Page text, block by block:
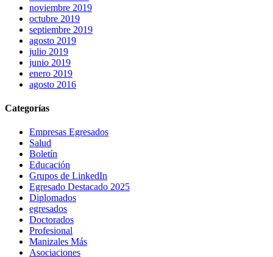
noviembre 2019
octubre 2019
septiembre 2019
agosto 2019
julio 2019
junio 2019
enero 2019
agosto 2016
Categorías
Empresas Egresados
Salud
Boletín
Educación
Grupos de LinkedIn
Egresado Destacado 2025
Diplomados
egresados
Doctorados
Profesional
Manizales Más
Asociaciones